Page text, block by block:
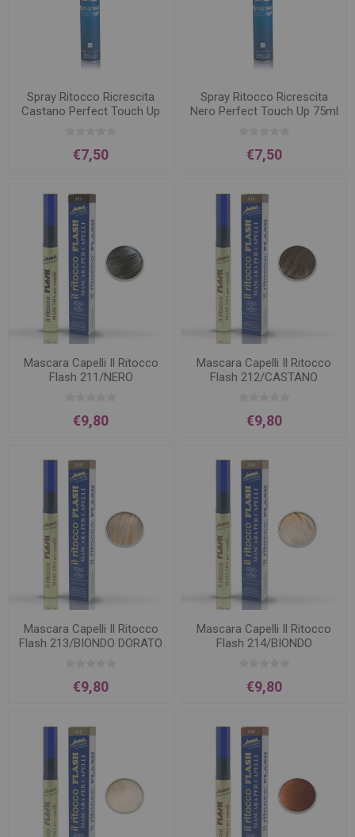
Spray Ritocco Ricrescita
Castano Perfect Touch Up
€7,50
Spray Ritocco Ricrescita
Nero Perfect Touch Up 75ml
€7,50
Mascara Capelli Il Ritocco
Flash 211/NERO
€9,80
Mascara Capelli Il Ritocco
Flash 212/CASTANO
€9,80
Mascara Capelli Il Ritocco
Flash 213/BIONDO DORATO
€9,80
Mascara Capelli Il Ritocco
Flash 214/BIONDO
€9,80